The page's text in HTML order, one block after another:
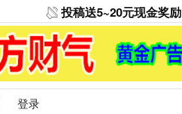
投稿送5~20元现金奖励
登录